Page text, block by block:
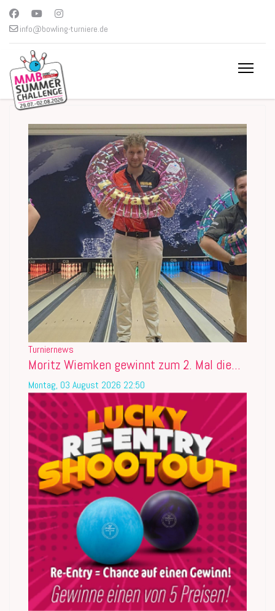
info@bowling-turniere.de
Turniernews
Moritz Wiemken gewinnt zum 2. Mal die...
Montag, 03 August 2026 22:50